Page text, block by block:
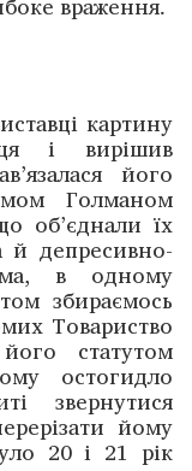
картину
і вирішив
його
Голманом
об’єднали їх
депресивно-
в одному
збира­ємось
Товариство
статутом
остогидло
зверну­тися
йому
20 і 21 рік